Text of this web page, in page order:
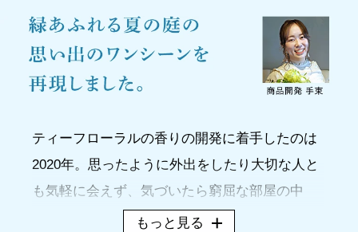
ティーフローラルの香りの開発に着手したのは
2020年。思ったように外出をしたり大切な人と
も気軽に会えず、気づいたら窮屈な部屋の中
で、頭がいっぱいになっていた時期でした。
もっと見る